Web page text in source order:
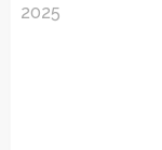
2025